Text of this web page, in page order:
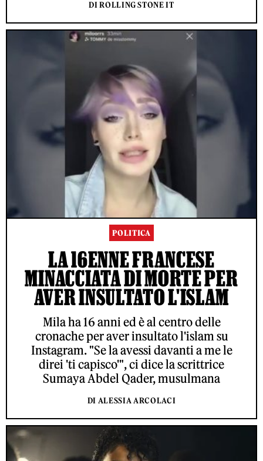
DI ROLLING STONE IT
POLITICA
LA 16ENNE FRANCESE
MINACCIATA DI MORTE PER
AVER INSULTATO L'ISLAM
Mila ha 16 anni ed è al centro delle
cronache per aver insultato l'islam su
Instagram. "Se la avessi davanti a me le
direi 'ti capisco'", ci dice la scrittrice
Sumaya Abdel Qader, musulmana
DI ALESSIA ARCOLACI